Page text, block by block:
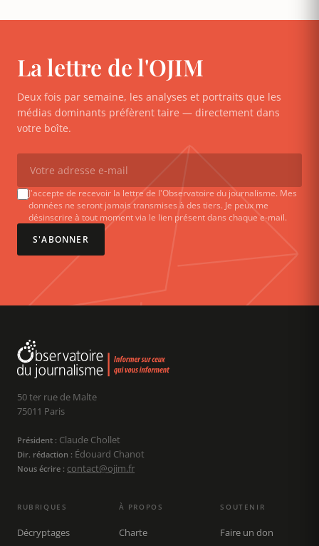
La lettre de l'OJIM
Deux fois par semaine, les analyses et portraits que les
médias dominants préfèrent taire — directement dans
votre boîte.
J'accepte de recevoir la lettre de l'Observatoire du journalisme. Mes
données ne seront jamais transmises à des tiers. Je peux me
désinscrire à tout moment via le lien présent dans chaque e-mail.
S'ABONNER
50 ter rue de Malte
75011 Paris
Président : Claude Chollet
Dir. rédaction : Édouard Chanot
Nous écrire : contact@ojim.fr
RUBRIQUES
Décryptages
À PROPOS
Charte
SOUTENIR
Faire un don